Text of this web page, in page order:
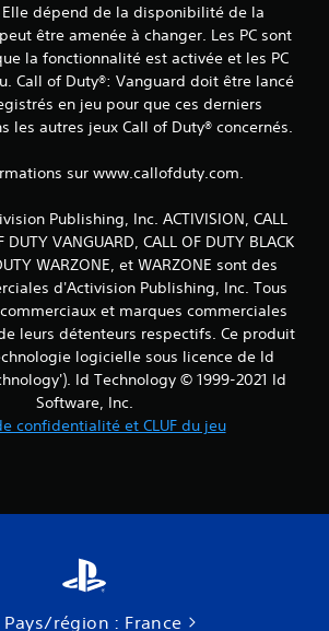
Elle dépend de la disponibilité de la
être amenée à changer. Les PC sont
la fonctionnalité est activée et les PC
Call of Duty®: Vanguard doit être lancé
en jeu pour que ces derniers
les autres jeux Call of Duty® concernés.
sur www.callofduty.com.
Publishing, Inc. ACTIVISION, CALL
DUTY VANGUARD, CALL OF DUTY BLACK
WARZONE, et WARZONE sont des
d'Activision Publishing, Inc. Tous
et marques commerciales
leurs détenteurs respectifs. Ce produit
logicielle sous licence de Id
Id Technology © 1999-2021 Id
Software, Inc.
confidentialité et CLUF du jeu
Pays/région : France